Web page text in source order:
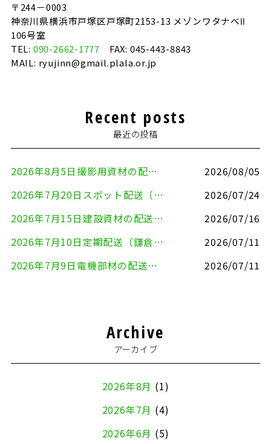
〒244－0003
神奈川県横浜市戸塚区戸塚町2153-13 メゾンワタナベⅡ
106号室
TEL: 090-2662-1777 FAX: 045-443-8843
MAIL: ryujinn@gmail.plala.or.jp
Recent posts
最近の投稿
2026年8月5日撮影用資材の配送（鎌倉市⇒港区）
2026/08/05
2026年7月20日スポット配送（横浜市金沢区⇒愛知県豊川市）
2026/07/24
2026年7月15日建設資材の配送（横浜市金沢区⇒横須賀市）
2026/07/16
2026年7月10日定期配送（鎌倉市⇔大田区）
2026/07/11
2026年7月9日電機部材の配送（横浜市戸塚区⇒品川区）
2026/07/11
Archive
アーカイブ
2026年8月 (1)
2026年7月 (4)
2026年6月 (5)